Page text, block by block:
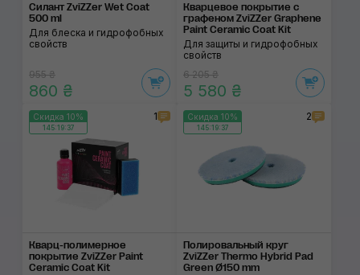
Силант ZviZZer Wet Coat
500 ml
Для блеска и гидрофобных
свойств
955 ₴
860 ₴
Кварцевое покрытие с
графеном ZviZZer Graphene
Paint Ceramic Coat Kit
Для защиты и гидрофобных
свойств
6 205 ₴
5 580 ₴
Скидка 10%
145:19:37
1
Кварц-полимерное
покрытие ZviZZer Paint
Ceramic Coat Kit
Скидка 10%
145:19:37
2
Полировальный круг
ZviZZer Thermo Hybrid Pad
Green Ø150 mm